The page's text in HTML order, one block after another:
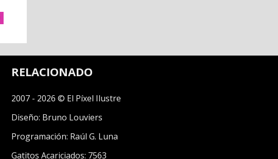
RELACIONADO
2007 - 2026 © El Píxel Ilustre
Diseño: Bruno Louviers
Programación: Raúl G. Luna
Gatitos Acariciados: 7563